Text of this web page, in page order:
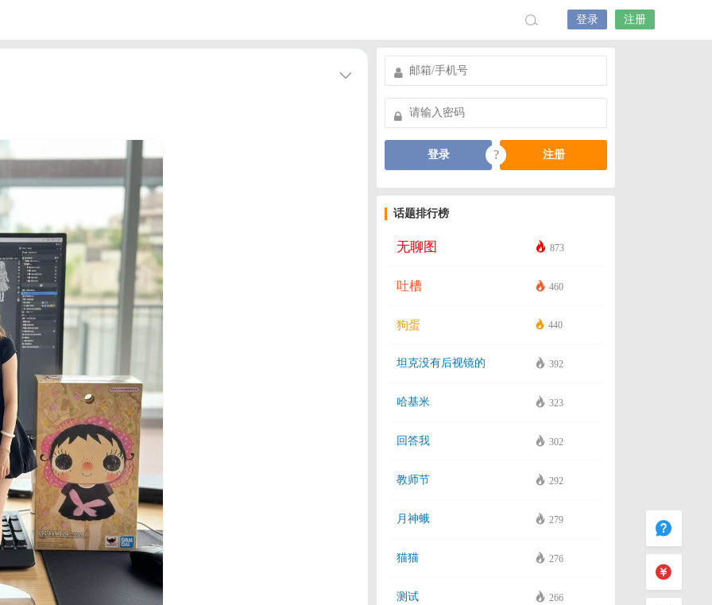
登录 注册
登录 ? 注册
话题排行榜
无聊图 873
吐槽 460
狗蛋 440
坦克没有后视镜的 392
哈基米 323
回答我 302
教师节 292
月神蛾 279
猫猫 276
测试 266